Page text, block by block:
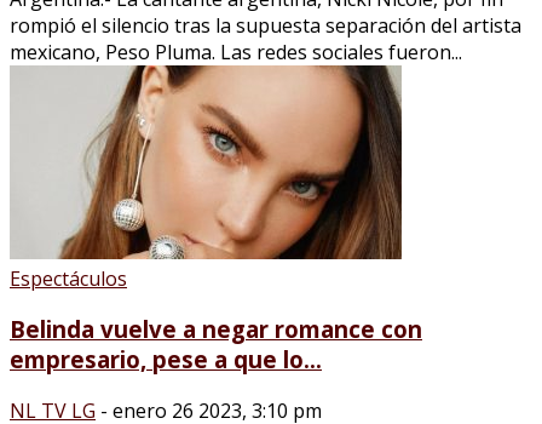
rompió el silencio tras la supuesta separación del artista
mexicano, Peso Pluma. Las redes sociales fueron...
Espectáculos
Belinda vuelve a negar romance con
empresario, pese a que lo...
NL TV LG - enero 26 2023, 3:10 pm